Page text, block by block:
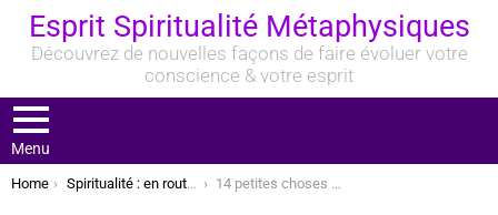
Esprit Spiritualité Métaphysiques
Découvrez de nouvelles façons de faire évoluer votre
conscience & votre esprit
Menu
You are here:
Home Spiritualité : en route vers la conscience spirituelle 14 petites choses qui peuvent faire une énorme différence dans votre relation :